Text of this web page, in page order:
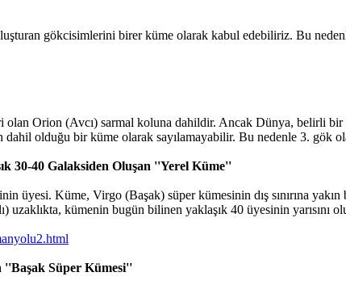
gökcisimlerini birer küme olarak kabul edebiliriz. Bu
Orion (Avcı) sarmal koluna dahildir. Ancak Dünya, belirli
olduğu bir küme olarak sayılamayabilir. Bu nedenle 3. gök
30-40 Galaksiden Oluşan ''Yerel Küme''
üyesi. Küme, Virgo (Başak) süper kümesinin dış sınırına
uzaklıkta, kümenin bugün bilinen yaklaşık 40 üyesinin
''Başak Süper Kümesi''